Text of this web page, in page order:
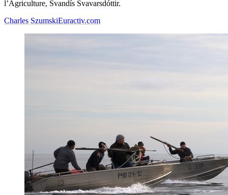
l’Agriculture, Svandís Svavarsdóttir.
Charles SzumskiEuractiv.com